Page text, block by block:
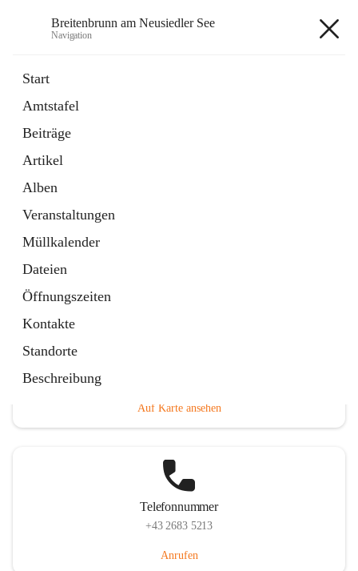
Breitenbrunn am Neusiedler See
Navigation
Start
Amtstafel
Beiträge
Artikel
Alben
Veranstaltungen
Müllkalender
Dateien
Öffnungszeiten
Kontakte
Standorte
Beschreibung
18 Schnellzugriffe
Gemeindeservice
Auf Karte ansehen
Telefonnummer
+43 2683 5213
Anrufen